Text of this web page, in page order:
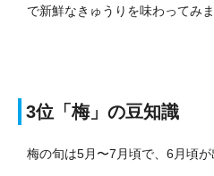
で新鮮なきゅうりを味わってみま
3位「梅」の豆知識
梅の旬は5月〜7月頃で、6月頃が